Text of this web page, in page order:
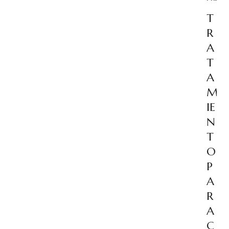
T
R
A
T
A
M
IE
N
T
O
P
A
R
A
C